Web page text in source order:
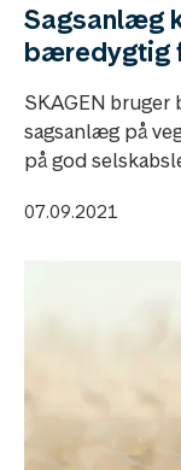
Sagsanlæg
bæredygtig
SKAGEN
sagsanlæg på
på god
07.09.2021